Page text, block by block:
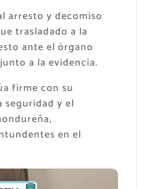
arresto y decomiso
trasladado a la
ante el órgano
a la evidencia.
firme con su
seguridad y el
en el